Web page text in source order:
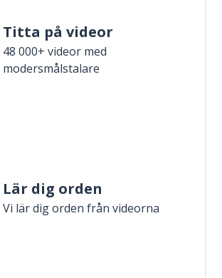
Titta på videor
48 000+ videor med
modersmålstalare
Lär dig orden
Vi lär dig orden från videorna